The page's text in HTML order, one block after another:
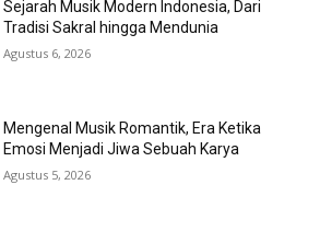
Sejarah Musik Modern Indonesia, Dari
Tradisi Sakral hingga Mendunia
Agustus 6, 2026
Mengenal Musik Romantik, Era Ketika
Emosi Menjadi Jiwa Sebuah Karya
Agustus 5, 2026